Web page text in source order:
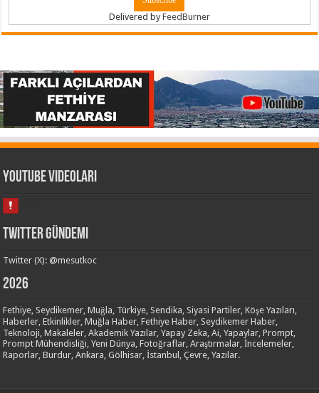
Delivered byFeedBurner
Youtube Videoları
Twitter Gündemi
Twitter (X): @mesutkoc
2026
Fethiye, Seydikemer, Muğla, Türkiye, Sendika, Siyasi Partiler, Köşe Yazıları,
Haberler, Etkinlikler, Muğla Haber, Fethiye Haber, Seydikemer Haber,
Teknoloji, Makaleler, Akademik Yazılar, Yapay Zeka, Ai, Yapaylar, Prompt,
Prompt Mühendisliği, Yeni Dünya, Fotoğraflar, Araştırmalar, İncelemeler,
Raporlar, Burdur, Ankara, Gölhisar, İstanbul, Çevre, Yazılar.